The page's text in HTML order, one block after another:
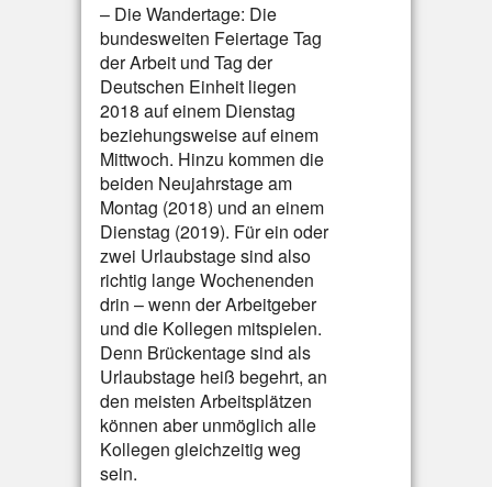
– Die Wandertage: Die
bundesweiten Feiertage Tag
der Arbeit und Tag der
Deutschen Einheit liegen
2018 auf einem Dienstag
beziehungsweise auf einem
Mittwoch. Hinzu kommen die
beiden Neujahrstage am
Montag (2018) und an einem
Dienstag (2019). Für ein oder
zwei Urlaubstage sind also
richtig lange Wochenenden
drin – wenn der Arbeitgeber
und die Kollegen mitspielen.
Denn Brückentage sind als
Urlaubstage heiß begehrt, an
den meisten Arbeitsplätzen
können aber unmöglich alle
Kollegen gleichzeitig weg
sein.